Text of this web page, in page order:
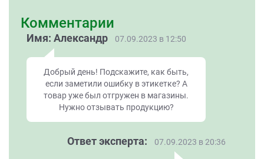
Комментарии
Имя: Александр 07.09.2023 в 12:50
Добрый день! Подскажите, как быть,
если заметили ошибку в этикетке? А
товар уже был отгружен в магазины.
Нужно отзывать продукцию?
Ответ эксперта: 07.09.2023 в 20:36